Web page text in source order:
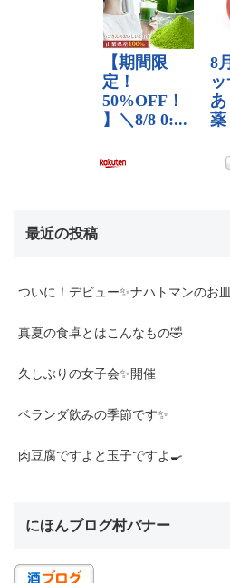
最近の投稿
ついに！デビュー✨ナハトマンのお皿
真夏の食卓とはこんなもの🤣
久しぶりの女子会✨開催
ベランダ飲みの季節です✨
肉豆腐ですよと玉子ですよ🍳
にほんブログ村バナー